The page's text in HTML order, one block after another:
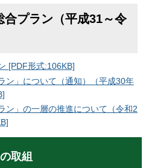
合プラン（平成31～令
[PDF形式:106KB]
ン」について（通知）（平成30年
ン」の一層の推進について（令和2
取組